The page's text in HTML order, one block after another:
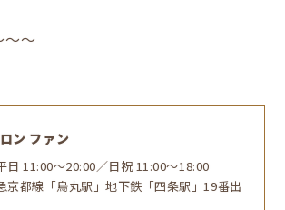
～～
ン ファン
日 11:00～20:00／日祝 11:00～18:00
京都線「烏丸駅」地下鉄「四条駅」19番出